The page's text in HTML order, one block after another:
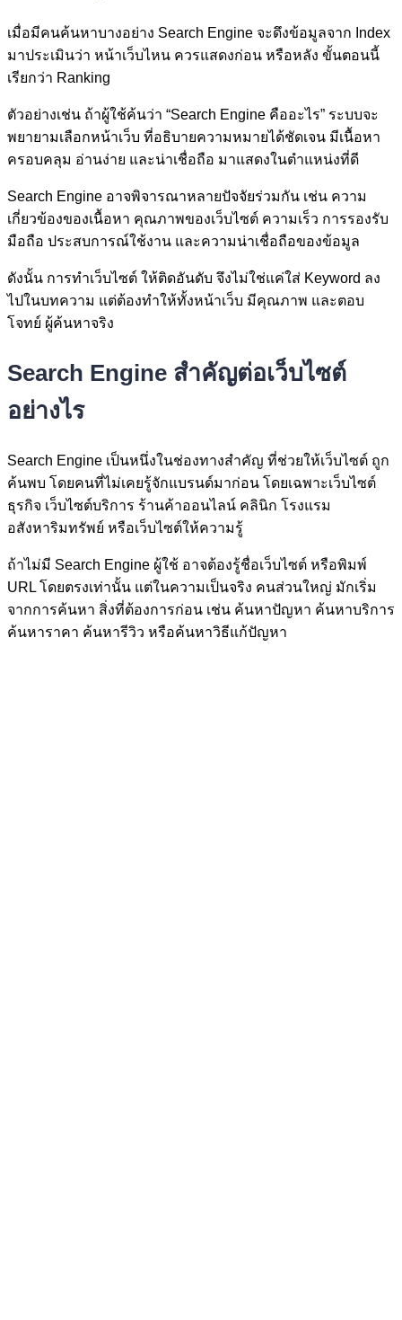
เมื่อมีคนค้นหาบางอย่าง Search Engine จะดึงข้อมูลจาก Index
มาประเมินว่า หน้าเว็บไหน ควรแสดงก่อน หรือหลัง ขั้นตอนนี้
เรียกว่า Ranking
ตัวอย่างเช่น ถ้าผู้ใช้ค้นว่า “Search Engine คืออะไร” ระบบจะ
พยายามเลือกหน้าเว็บ ที่อธิบายความหมายได้ชัดเจน มีเนื้อหา
ครอบคลุม อ่านง่าย และน่าเชื่อถือ มาแสดงในตำแหน่งที่ดี
Search Engine อาจพิจารณาหลายปัจจัยร่วมกัน เช่น ความ
เกี่ยวข้องของเนื้อหา คุณภาพของเว็บไซต์ ความเร็ว การรองรับ
มือถือ ประสบการณ์ใช้งาน และความน่าเชื่อถือของข้อมูล
ดังนั้น การทำเว็บไซต์ ให้ติดอันดับ จึงไม่ใช่แค่ใส่ Keyword ลง
ไปในบทความ แต่ต้องทำให้ทั้งหน้าเว็บ มีคุณภาพ และตอบ
โจทย์ ผู้ค้นหาจริง
Search Engine สำคัญต่อเว็บไซต์
อย่างไร
Search Engine เป็นหนึ่งในช่องทางสำคัญ ที่ช่วยให้เว็บไซต์ ถูก
ค้นพบ โดยคนที่ไม่เคยรู้จักแบรนด์มาก่อน โดยเฉพาะเว็บไซต์
ธุรกิจ เว็บไซต์บริการ ร้านค้าออนไลน์ คลินิก โรงแรม
อสังหาริมทรัพย์ หรือเว็บไซต์ให้ความรู้
ถ้าไม่มี Search Engine ผู้ใช้ อาจต้องรู้ชื่อเว็บไซต์ หรือพิมพ์
URL โดยตรงเท่านั้น แต่ในความเป็นจริง คนส่วนใหญ่ มักเริ่ม
จากการค้นหา สิ่งที่ต้องการก่อน เช่น ค้นหาปัญหา ค้นหาบริการ
ค้นหาราคา ค้นหารีวิว หรือค้นหาวิธีแก้ปัญหา